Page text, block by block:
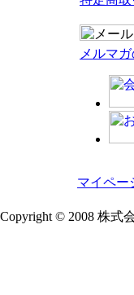
メルマ
マイペー
Copyright © 2008 株式